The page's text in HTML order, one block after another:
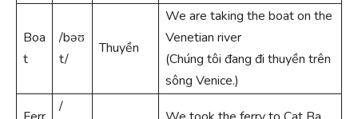
Boa
t
/bəʊ
t/
Thuyền
We are taking the boat on the
Venetian river
(Chúng tôi đang đi thuyền trên
sông Venice.)
/